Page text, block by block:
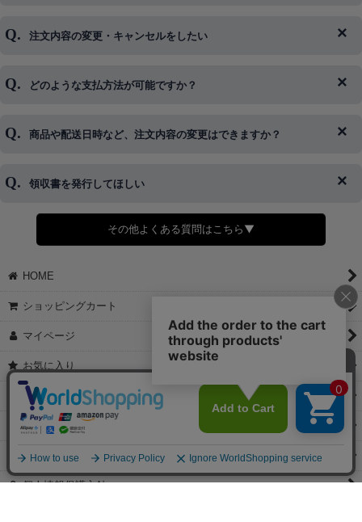
◆下記ページより、ログインIDの変更が可能です。
注文内容の変更・キャンセルをしたい
◆即日発送を行なっている関係上、午後以降のご連絡やキャンセル
※発送後、発送準備が完了しお手続きが間に合わない場合は変更、
どのような支払方法が可能ですか？
◆代金引換・クレジットカード・携帯キャリア決済・おねだり決
＞詳細は画像をタップ＜
商品や配送日時など、注文内容の変更はできますか？
◆商品発送前の変更は承っております。
さい。
領収書を発行してほしい
◆領収書はご希望頂いた場合のみ発行しております。
【これからご注文する場合】
STEP2「お届け先・お支払い」ページにて備考欄に下記の記載をお
願いします。
②宛名（空欄は上様は不可）
③但し書き（空欄やお品代は不可）
【すでにご注文が完了している場合】
①お電話・メール・LINEにて領収書希望の連絡をお願い致します
②後日、郵送にて領収書を送らせて頂きます。
①マイページから購入履歴→購入内容→領収書発行を選択。
②後日、郵送にて領収書を送らせて頂きます。
その他よくある質問はこちら▼
HOME
ショッピングカート
マイページ
お気に入り
特定商取引法表示
ご利用案内
お問い合せ
個人情報保護方針